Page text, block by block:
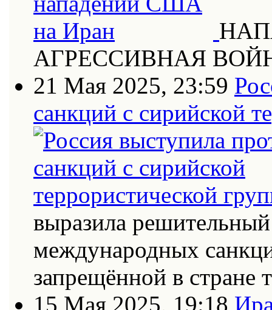
АГРЕССИВНАЯ
21 Мая 2025, 23:59
санкций с сирийской
выразила
международных
запрещённой в стране
15 Мая 2025, 19:18